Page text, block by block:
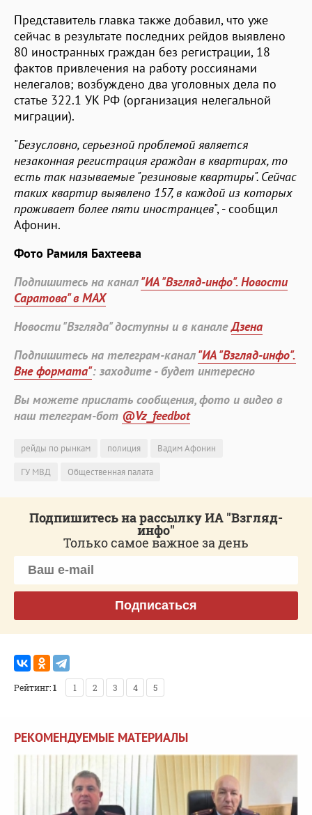
Представитель главка также добавил, что уже
сейчас в результате последних рейдов выявлено
80 иностранных граждан без регистрации, 18
фактов привлечения на работу россиянами
нелегалов; возбуждено два уголовных дела по
статье 322.1 УК РФ (организация нелегальной
миграции).
"Безусловно, серьезной проблемой является
незаконная регистрация граждан в квартирах, то
есть так называемые "резиновые квартиры". Сейчас
таких квартир выявлено 157, в каждой из которых
проживает более пяти иностранцев", - сообщил
Афонин.
Фото Рамиля Бахтеева
Подпишитесь на канал"ИА "Взгляд-инфо". Новости
Саратова" в MAX
Новости "Взгляда" доступны и в каналеДзена
Подпишитесь на телеграм-канал"ИА "Взгляд-инфо".
Вне формата": заходите - будет интересно
Вы можете прислать сообщения, фото и видео в
наш телеграм-бот @Vz_feedbot
рейды по рынкам полиция
Вадим Афонин
ГУ МВД
Общественная палата
Подпишитесь на рассылку ИА "Взгляд-
инфо"
Только самое важное за день
Подписаться
Рейтинг:1 1 2 3 4 5
РЕКОМЕНДУЕМЫЕ МАТЕРИАЛЫ